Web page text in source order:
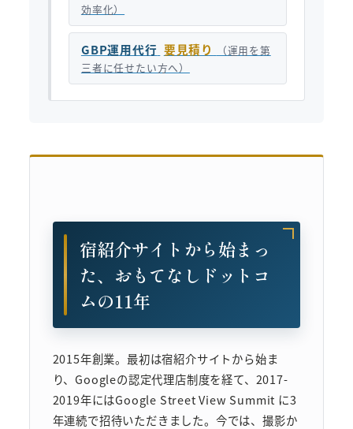
効率化）
GBP運用代行 要見積り
（運用を第
三者に任せたい方へ）
宿紹介サイトから始まっ
た、おもてなしドットコ
ムの11年
2015年創業。最初は宿紹介サイトから始ま
り、Googleの認定代理店制度を経て、2017-
2019年にはGoogle Street View Summit に3
年連続で招待いただきました。今では、撮影か